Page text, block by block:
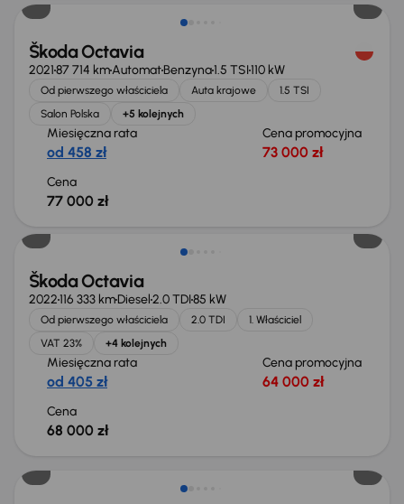
Škoda Octavia
202187 714 kmAutomatBenzyna1.5 TSI110 kW
Od pierwszego właściciela Auta krajowe
1.5 TSI
Salon Polska
+5 kolejnych
Miesięczna rata
od 458 zł
Cena promocyjna
73 000 zł
Cena
77 000 zł
Škoda Octavia
2022116 333 kmDiesel2.0 TDI85 kW
Od pierwszego właściciela 2.0 TDI
1. Właściciel
VAT 23%
+4 kolejnych
Miesięczna rata
od 405 zł
Cena promocyjna
64 000 zł
Cena
68 000 zł